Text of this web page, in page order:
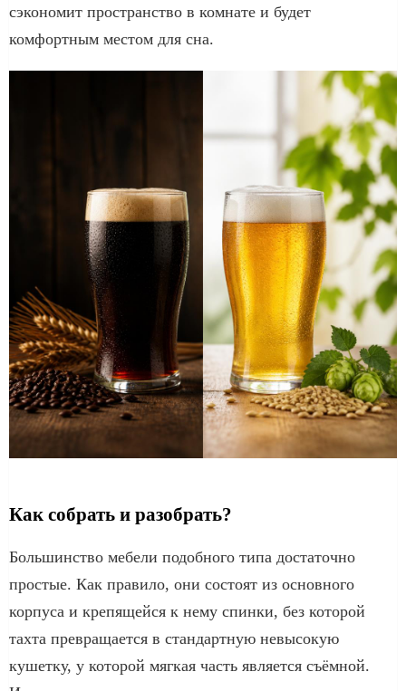
сэкономит пространство в комнате и будет
комфортным местом для сна.
Как собрать и разобрать?
Большинство мебели подобного типа достаточно
простые. Как правило, они состоят из основного
корпуса и крепящейся к нему спинки, без которой
тахта превращается в стандартную невысокую
кушетку, у которой мягкая часть является съёмной.